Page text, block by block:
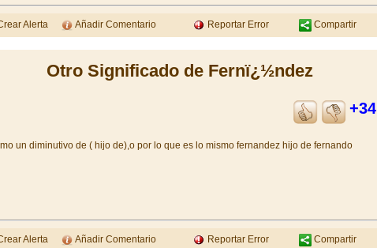
Alerta Añadir Comentario Reportar Error Compartir
Otro Significado de Fernï¿½ndez
+34
un diminutivo de ( hijo de),o por lo que es lo mismo fernandez hijo de fernando
Alerta Añadir Comentario Reportar Error Compartir